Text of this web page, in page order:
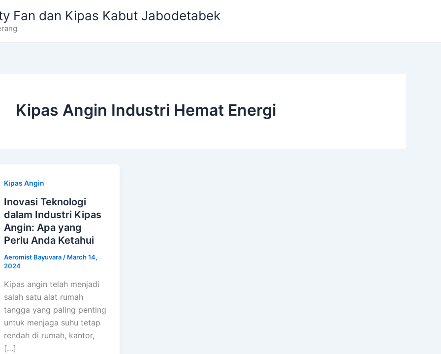
Fan dan Kipas Kabut Jabodetabek
Kipas Angin Industri Hemat Energi
Kipas Angin
Inovasi Teknologi
dalam Industri Kipas
Angin: Apa yang
Perlu Anda Ketahui
Aeromist Bayuvara / March 14,
2024
Kipas angin telah menjadi
salah satu alat rumah
tangga yang paling penting
untuk menjaga suhu tetap
rendah di rumah, kantor,
[…]